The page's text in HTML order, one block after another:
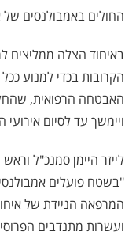
החולים באמבולנסים של
באיחוד הצלה ממליצים
הקרובות בכדי למנוע
האבטחה הרפואית,
ויימשך עד לסיום אירועי
לייזר היימן סמנכ"ל
"בשטח פועלים
המרפאה הניידת של
ועשרות מתנדבים